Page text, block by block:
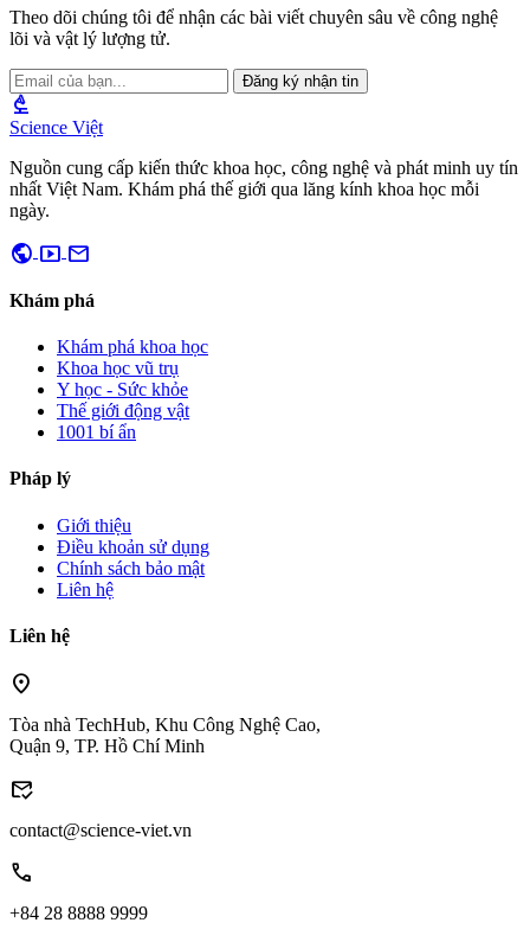
Theo dõi chúng tôi để nhận các bài viết chuyên sâu về công nghệ
lõi và vật lý lượng tử.
Đăng ký nhận tin
biotech
Science Việt
Nguồn cung cấp kiến thức khoa học, công nghệ và phát minh uy tín
nhất Việt Nam. Khám phá thế giới qua lăng kính khoa học mỗi
ngày.
public smart_display mail
Khám phá
Khám phá khoa học
Khoa học vũ trụ
Y học - Sức khỏe
Thế giới động vật
1001 bí ẩn
Pháp lý
Giới thiệu
Điều khoản sử dụng
Chính sách bảo mật
Liên hệ
Liên hệ
location_on
Tòa nhà TechHub, Khu Công Nghệ Cao,
Quận 9, TP. Hồ Chí Minh
mark_email_read
contact@science-viet.vn
call
+84 28 8888 9999